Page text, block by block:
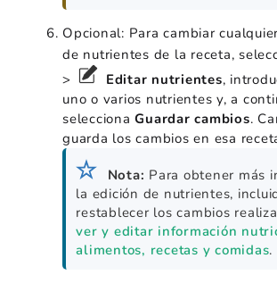
Opcional: Para cambiar
de nutrientes de la receta,
>
Editar nutrientes,
uno o varios nutrientes y, a
seleccionaGuardar cambios.
guarda los cambios en esa
Nota: Para obtener más
la edición de nutrientes,
restablecer los cambios
ver y editar información
alimentos, recetas y comidas.